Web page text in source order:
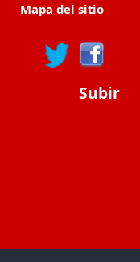
Mapa del sitio
Subir